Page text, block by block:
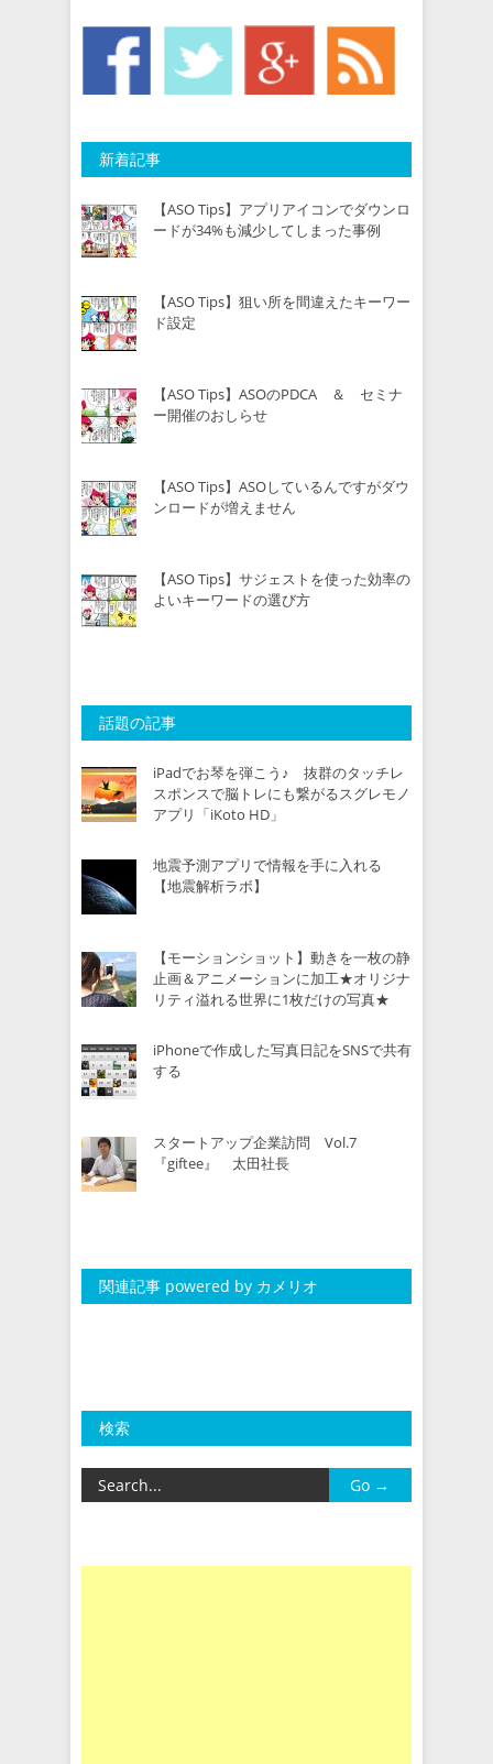
新着記事
【ASO Tips】アプリアイコンでダウンロ
ードが34%も減少してしまった事例
【ASO Tips】狙い所を間違えたキーワー
ド設定
【ASO Tips】ASOのPDCA ＆ セミナ
ー開催のおしらせ
【ASO Tips】ASOしているんですがダウ
ンロードが増えません
【ASO Tips】サジェストを使った効率の
よいキーワードの選び方
話題の記事
iPadでお琴を弾こう♪ 抜群のタッチレ
スポンスで脳トレにも繋がるスグレモノ
アプリ「iKoto HD」
地震予測アプリで情報を手に入れる
【地震解析ラボ】
【モーションショット】動きを一枚の静
止画＆アニメーションに加工★オリジナ
リティ溢れる世界に1枚だけの写真★
iPhoneで作成した写真日記をSNSで共有
する
スタートアップ企業訪問 Vol.7
『giftee』 太田社長
関連記事 powered by カメリオ
検索